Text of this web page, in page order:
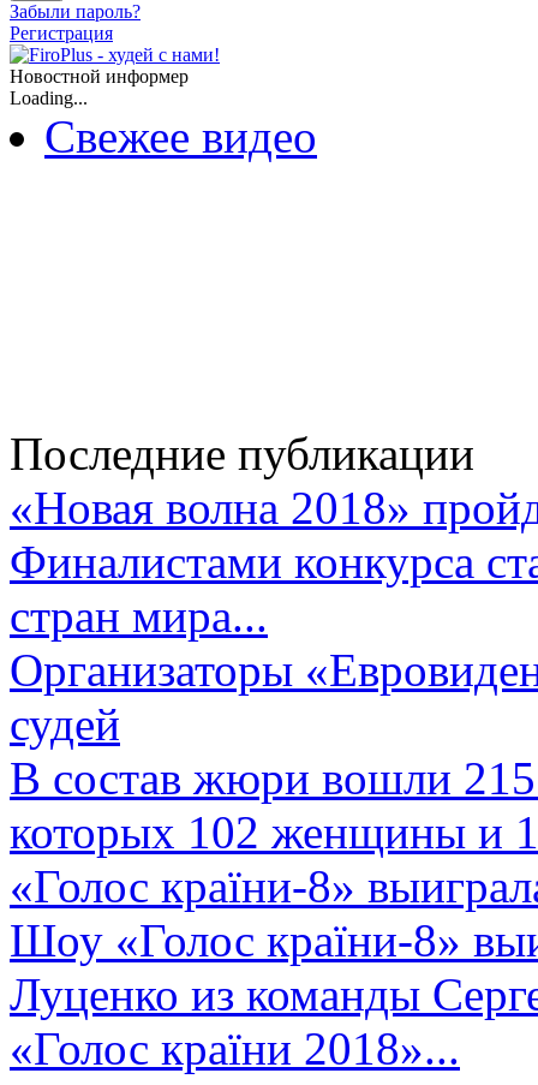
Забыли пароль?
Регистрация
Новостной информер
Loading...
Свежее видео
Последние публикации
«Новая волна 2018»
Финалистами конкурса
стран мира...
Организаторы
судей
В состав жюри вошли 215
которых 102 женщины и
«Голос країни-8»
Шоу «Голос країни-8»
Луценко из команды
«Голос країни 2018»...